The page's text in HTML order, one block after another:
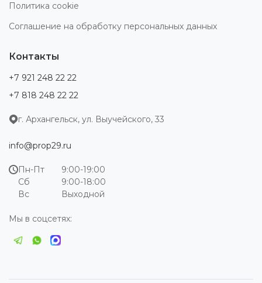
Политика cookie
Соглашение на обработку персональных данных
Контакты
+7 921 248 22 22
+7 818 248 22 22
г. Архангельск, ул. Выучейского, 33
info@prop29.ru
Пн-Пт
9:00-19:00
Сб
9:00-18:00
Вс
Выходной
Мы в соцсетях: